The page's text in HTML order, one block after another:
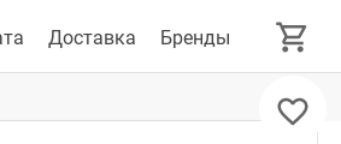
Доставка Бренды